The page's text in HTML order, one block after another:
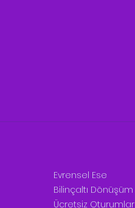
Evrensel Ese
Bilinçaltı Dönüşüm
Ücretsiz Oturumlar